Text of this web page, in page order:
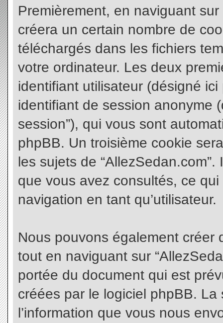
Premièrement, en naviguant
créera un certain nombre de
téléchargés dans les fichiers
votre ordinateur. Les deux
identifiant utilisateur (désigné ici
identifiant de session anonyme
session”), qui vous sont
phpBB. Un troisième cookie
les sujets de
que vous avez consultés, ce
navigation en tant qu’utilisateur.
Nous pouvons également créer
tout en naviguant sur
portée du document qui est
créées par le logiciel phpBB.
l’information que vous nous